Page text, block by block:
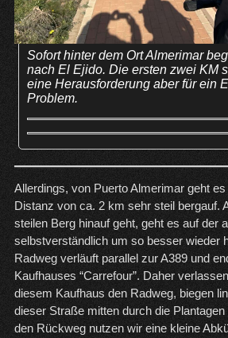
Sofort hinter dem Ort Almerimar
nach El Ejido. Die ersten zwei KM
eine Herausforderung aber für ein
Problem.
Allerdings, von Puerto Almerimar geht
Distanz von ca. 2 km sehr steil bergauf.
steilen Berg hinauf geht, geht es auf der
selbstverständlich um so besser wieder
Radweg verläuft parallel zur A389 und
Kaufhauses “Carrefour”. Daher
diesem Kaufhaus den Radweg, biegen
dieser Straße mitten durch die
den Rückweg nutzen wir eine kleine